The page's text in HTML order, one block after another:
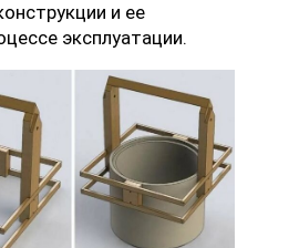
и ее
эксплуатации.